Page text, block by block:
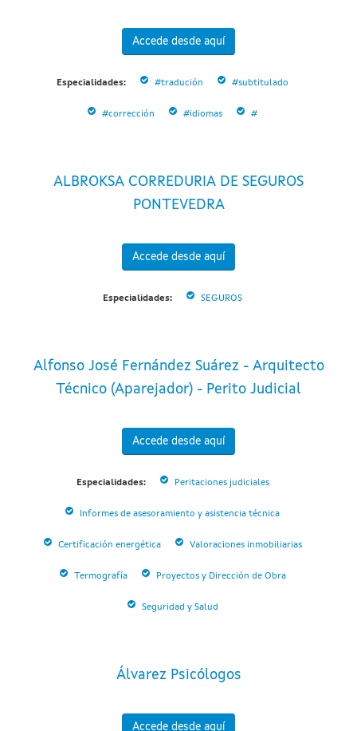
Accede desde aquí
Especialidades: #tradución #subtitulado
#corrección #idiomas #
ALBROKSA CORREDURIA DE SEGUROS
PONTEVEDRA
Accede desde aquí
Especialidades: SEGUROS
Alfonso José Fernández Suárez - Arquitecto
Técnico (Aparejador) - Perito Judicial
Accede desde aquí
Especialidades: Peritaciones judiciales
Informes de asesoramiento y asistencia técnica
Certificación energética Valoraciones inmobiliarias
Termografía Proyectos y Dirección de Obra
Seguridad y Salud
Álvarez Psicólogos
Accede desde aquí